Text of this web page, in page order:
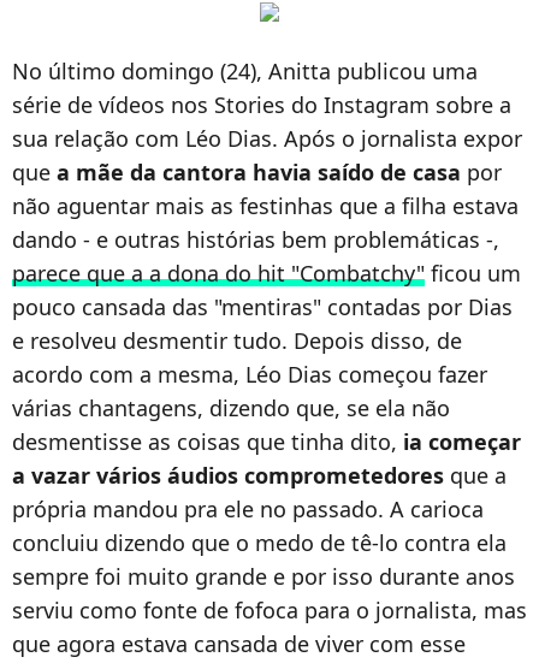
No último domingo (24), Anitta publicou uma
série de vídeos nos Stories do Instagram sobre a
sua relação com Léo Dias. Após o jornalista expor
que a mãe da cantora havia saído de casa por
não aguentar mais as festinhas que a filha estava
dando - e outras histórias bem problemáticas -,
parece que a a dona do hit "Combatchy" ficou um
pouco cansada das "mentiras" contadas por Dias
e resolveu desmentir tudo. Depois disso, de
acordo com a mesma, Léo Dias começou fazer
várias chantagens, dizendo que, se ela não
desmentisse as coisas que tinha dito, ia começar
a vazar vários áudios comprometedores que a
própria mandou pra ele no passado. A carioca
concluiu dizendo que o medo de tê-lo contra ela
sempre foi muito grande e por isso durante anos
serviu como fonte de fofoca para o jornalista, mas
que agora estava cansada de viver com esse